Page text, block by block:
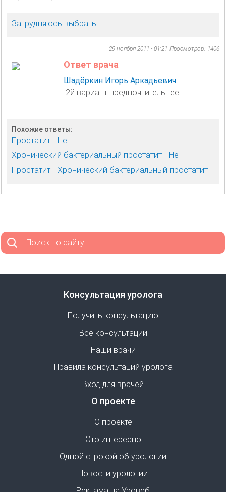
Затрудняюсь выбрать
29 ноября 2011 - 01:21 Просмотров: 1406
Ответ врача
Шадёркин Игорь Аркадьевич
2й вариант предпочтительнее.
Похожие ответы:
Простатит
Не
Хронический бактериальный простатит
Не
Простатит
Хронический бактериальный простатит
Поиск по сайту
Консультация уролога
Получить консультацию
Все консультации
Наши врачи
Правила консультаций уролога
Вход для врачей
О проекте
О проекте
Это интересно
Одной строкой об урологии
Новости урологии